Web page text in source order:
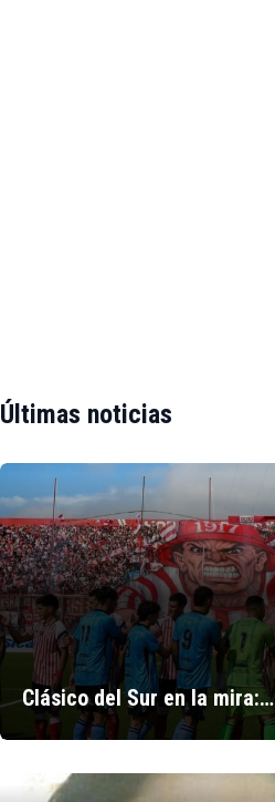
Últimas noticias
Clásico del Sur en la mira:…